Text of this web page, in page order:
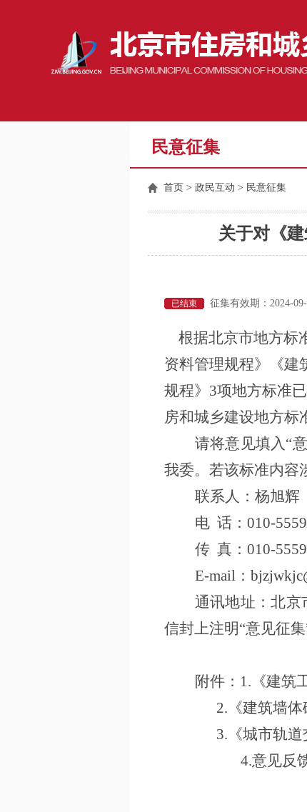
民意征集
首页 > 政民互动 > 民意征集
关于对《
已结束 征集有效期：2024-
根据北京市地方标
资料管理规程》《建
规程》 3项地方标准
房和城乡建设地方标
请将意见填入“
我委。若该标准内容
联系人： 杨旭辉
电 话： 010-5559
传 真： 010-
E-mail：
通讯地址：北京
信封上注明“意见征
附件：1.《建筑
2.《建筑墙体
3.《城市轨道
4.意见反